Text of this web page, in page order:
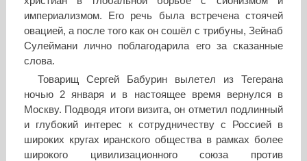
империализмом. Его речь была встречена стоячей
овацией, а после того как он сошёл с трибуны, Зейнаб
Сулеймани лично поблагодарила его за сказанные
слова.
Товарищ Сергей Бабурин вылетел из Тегерана
ночью 2 января и в настоящее время вернулся в
Москву. Подводя итоги визита, он отметил подлинный
и глубокий интерес к сотрудничеству с Россией в
широких кругах иранского общества в рамках более
широкого цивилизационного союза против